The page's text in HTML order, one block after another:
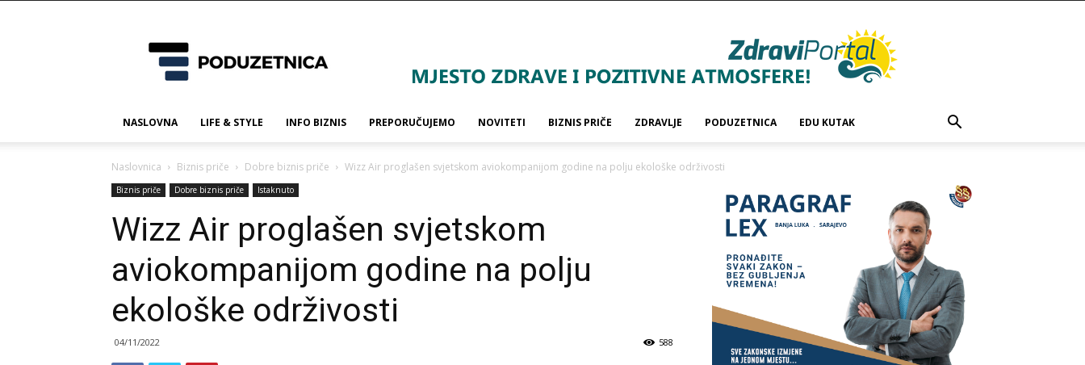
NASLOVNA LIFE & STYLE INFO BIZNIS PREPORUČUJEMO NOVITETI BIZNIS PRIČE ZDRAVLJE PODUZETNICA EDU KUTAK
Naslovnica Biznis priče Dobre biznis priče Wizz Air proglašen svjetskom aviokompanijom godine na polju ekološke održivosti
Biznis priče Dobre biznis priče Istaknuto
Wizz Air proglašen svjetskom
aviokompanijom godine na polju
ekološke održivosti
04/11/2022 588